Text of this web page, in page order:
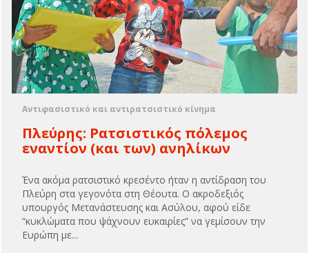
Αντιφασιστικό και αντιρατσιστικό κίνημα
Πλεύρης: Ρατσιστικός πόλεμος
εναντίον (και των) ανηλίκων
Ένα ακόμα ρατσιστικό κρεσέντο ήταν η αντίδραση του
Πλεύρη στα γεγονότα στη Θέουτα. Ο ακροδεξιός
υπουργός Μετανάστευσης και Ασύλου, αφού είδε
“κυκλώματα που ψάχνουν ευκαιρίες” να γεμίσουν την
Ευρώπη με...